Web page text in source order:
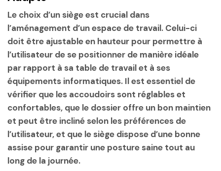
Le choix d’un siège est crucial dans
l’aménagement d’un espace de travail. Celui-ci
doit être ajustable en hauteur pour permettre à
l’utilisateur de se positionner de manière idéale
par rapport à sa table de travail et à ses
équipements informatiques. Il est essentiel de
vérifier que les accoudoirs sont réglables et
confortables, que le dossier offre un bon maintien
et peut être incliné selon les préférences de
l’utilisateur, et que le siège dispose d’une bonne
assise pour garantir une posture saine tout au
long de la journée.